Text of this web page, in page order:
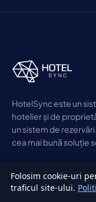
HotelSync este un
hotelier și de
un sistem de
cea mai bună soluție
Folosim cookie-uri
traficul site-ului.
Română